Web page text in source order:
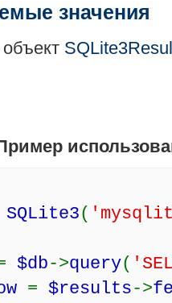
значения
SQLite3(
$db->query(
= $results->